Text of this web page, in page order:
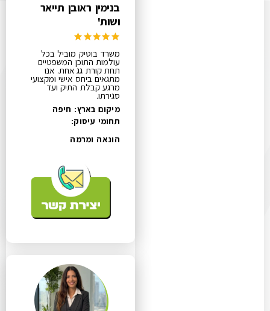
בנימין ראובן תייאר
ושות'
משרד בוטיק מוביל בכל
עולמות התוכן המשפטיים
תחת קורת גג אחת. אנו
מתגאים ביחס אישי ומקצועי
מרגע קבלת התיק ועד
סגירתו.
מיקום בארץ: חיפה
תחומי עיסוק:
הונאה ומרמה